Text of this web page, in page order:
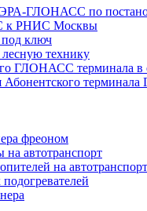
ЭРА-ГЛОНАСС по
к РНИС Москвы
ключ
технику
ГЛОНАСС терминала в
Абонентского
фреоном
на автотранспорт
на автотранспорт